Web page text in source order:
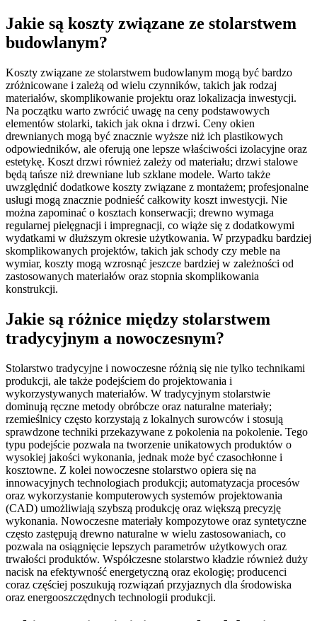
Jakie są koszty związane ze stolarstwem
budowlanym?
Koszty związane ze stolarstwem budowlanym mogą być bardzo
zróżnicowane i zależą od wielu czynników, takich jak rodzaj
materiałów, skomplikowanie projektu oraz lokalizacja inwestycji.
Na początku warto zwrócić uwagę na ceny podstawowych
elementów stolarki, takich jak okna i drzwi. Ceny okien
drewnianych mogą być znacznie wyższe niż ich plastikowych
odpowiedników, ale oferują one lepsze właściwości izolacyjne oraz
estetykę. Koszt drzwi również zależy od materiału; drzwi stalowe
będą tańsze niż drewniane lub szklane modele. Warto także
uwzględnić dodatkowe koszty związane z montażem; profesjonalne
usługi mogą znacznie podnieść całkowity koszt inwestycji. Nie
można zapominać o kosztach konserwacji; drewno wymaga
regularnej pielęgnacji i impregnacji, co wiąże się z dodatkowymi
wydatkami w dłuższym okresie użytkowania. W przypadku bardziej
skomplikowanych projektów, takich jak schody czy meble na
wymiar, koszty mogą wzrosnąć jeszcze bardziej w zależności od
zastosowanych materiałów oraz stopnia skomplikowania
konstrukcji.
Jakie są różnice między stolarstwem
tradycyjnym a nowoczesnym?
Stolarstwo tradycyjne i nowoczesne różnią się nie tylko technikami
produkcji, ale także podejściem do projektowania i
wykorzystywanych materiałów. W tradycyjnym stolarstwie
dominują ręczne metody obróbcze oraz naturalne materiały;
rzemieślnicy często korzystają z lokalnych surowców i stosują
sprawdzone techniki przekazywane z pokolenia na pokolenie. Tego
typu podejście pozwala na tworzenie unikatowych produktów o
wysokiej jakości wykonania, jednak może być czasochłonne i
kosztowne. Z kolei nowoczesne stolarstwo opiera się na
innowacyjnych technologiach produkcji; automatyzacja procesów
oraz wykorzystanie komputerowych systemów projektowania
(CAD) umożliwiają szybszą produkcję oraz większą precyzję
wykonania. Nowoczesne materiały kompozytowe oraz syntetyczne
często zastępują drewno naturalne w wielu zastosowaniach, co
pozwala na osiągnięcie lepszych parametrów użytkowych oraz
trwałości produktów. Współczesne stolarstwo kładzie również duży
nacisk na efektywność energetyczną oraz ekologię; producenci
coraz częściej poszukują rozwiązań przyjaznych dla środowiska
oraz energooszczędnych technologii produkcji.